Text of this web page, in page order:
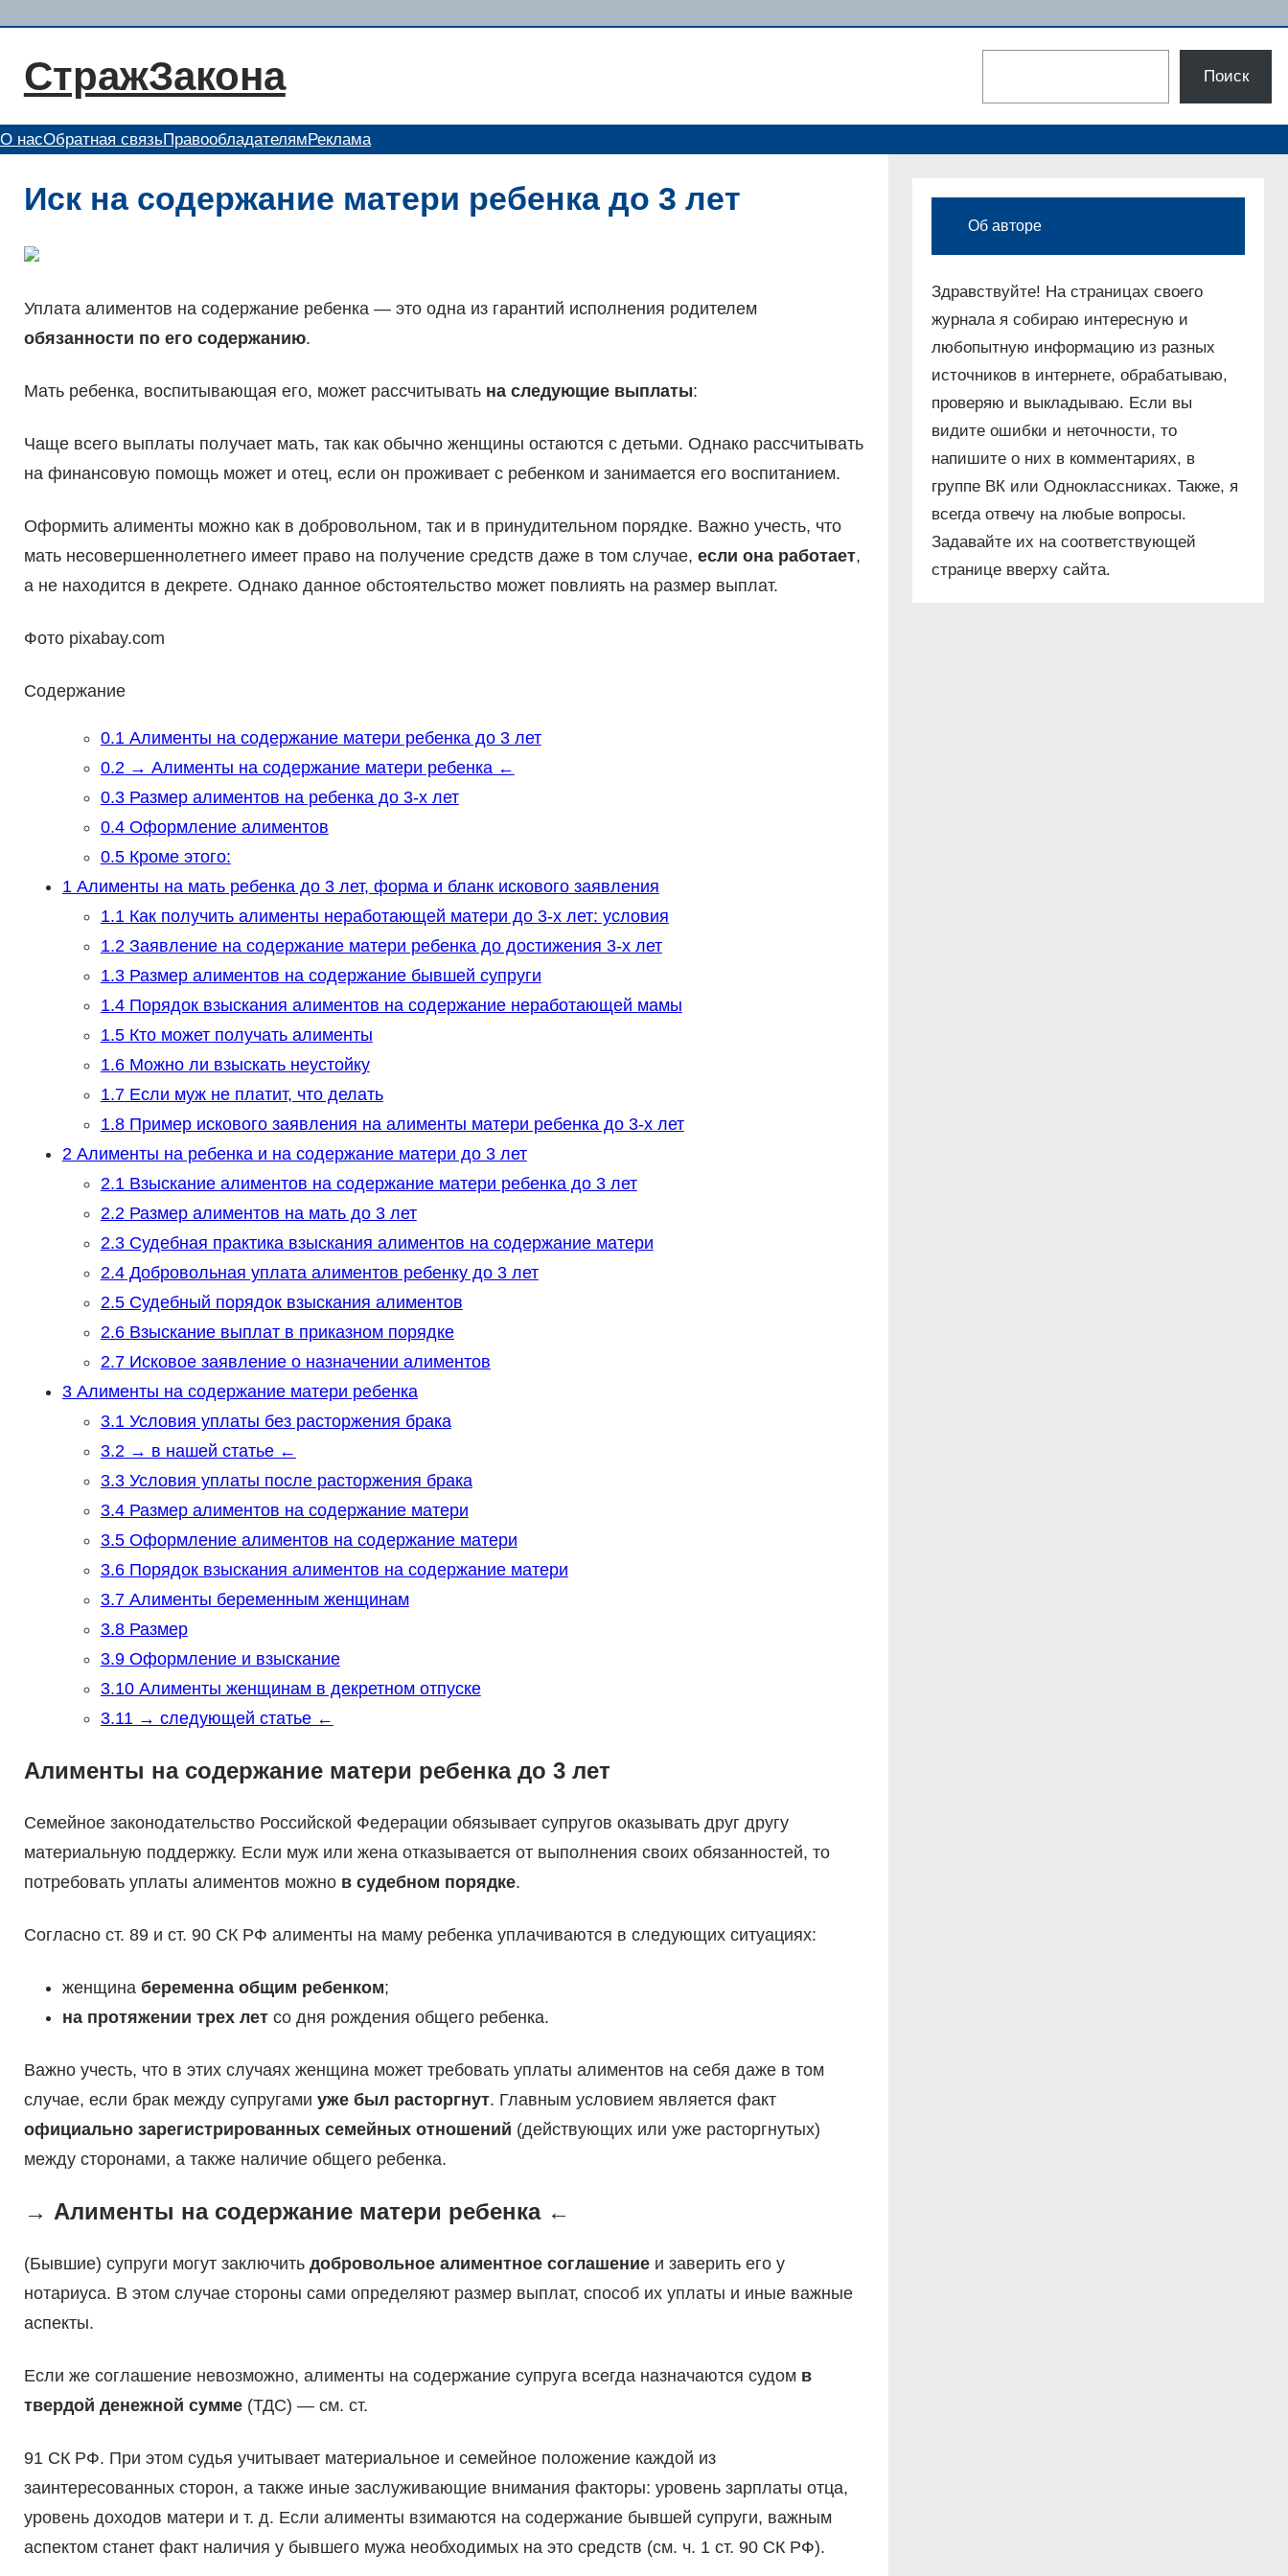
содержимому
СтражЗакона Поиск
О насОбратная связьПравообладателям Реклама
Иск на содержание матери ребенка до 3 лет
Уплата алиментов на содержание ребенка — это одна из гарантий исполнения родителем
обязанности по его содержанию.
Мать ребенка, воспитывающая его, может рассчитывать на следующие выплаты:
Чаще всего выплаты получает мать, так как обычно женщины остаются с детьми. Однако рассчитывать
на финансовую помощь может и отец, если он проживает с ребенком и занимается его воспитанием.
Оформить алименты можно как в добровольном, так и в принудительном порядке. Важно учесть, что
мать несовершеннолетнего имеет право на получение средств даже в том случае, если она работает,
а не находится в декрете. Однако данное обстоятельство может повлиять на размер выплат.
Фото pixabay.com
Содержание
0.1Алименты на содержание матери ребенка до 3 лет
0.2→ Алименты на содержание матери ребенка ←
0.3Размер алиментов на ребенка до 3-х лет
0.4Оформление алиментов
0.5Кроме этого:
1Алименты на мать ребенка до 3 лет, форма и бланк искового заявления
1.1Как получить алименты неработающей матери до 3-х лет: условия
1.2Заявление на содержание матери ребенка до достижения 3-х лет
1.3Размер алиментов на содержание бывшей супруги
1.4Порядок взыскания алиментов на содержание неработающей мамы
1.5Кто может получать алименты
1.6Можно ли взыскать неустойку
1.7Если муж не платит, что делать
1.8Пример искового заявления на алименты матери ребенка до 3-х лет
2Алименты на ребенка и на содержание матери до 3 лет
2.1Взыскание алиментов на содержание матери ребенка до 3 лет
2.2Размер алиментов на мать до 3 лет
2.3Судебная практика взыскания алиментов на содержание матери
2.4Добровольная уплата алиментов ребенку до 3 лет
2.5Судебный порядок взыскания алиментов
2.6Взыскание выплат в приказном порядке
2.7Исковое заявление о назначении алиментов
3Алименты на содержание матери ребенка
3.1Условия уплаты без расторжения брака
3.2→ в нашей статье ←
3.3Условия уплаты после расторжения брака
3.4Размер алиментов на содержание матери
3.5Оформление алиментов на содержание матери
3.6Порядок взыскания алиментов на содержание матери
3.7Алименты беременным женщинам
3.8Размер
3.9Оформление и взыскание
3.10Алименты женщинам в декретном отпуске
3.11→ следующей статье ←
Алименты на содержание матери ребенка до 3 лет
Семейное законодательство Российской Федерации обязывает супругов оказывать друг другу
материальную поддержку. Если муж или жена отказывается от выполнения своих обязанностей, то
потребовать уплаты алиментов можно в судебном порядке.
Согласно ст. 89 и ст. 90 СК РФ алименты на маму ребенка уплачиваются в следующих ситуациях:
женщина беременна общим ребенком;
на протяжении трех летсо дня рождения общего ребенка.
Важно учесть, что в этих случаях женщина может требовать уплаты алиментов на себя даже в том
случае, если брак между супругами уже был расторгнут. Главным условием является факт
официально зарегистрированных семейных отношений (действующих или уже расторгнутых)
между сторонами, а также наличие общего ребенка.
→ Алименты на содержание матери ребенка ←
(Бывшие) супруги могут заключить добровольное алиментное соглашениеи заверить его у
нотариуса. В этом случае стороны сами определяют размер выплат, способ их уплаты и иные важные
аспекты.
Если же соглашение невозможно, алименты на содержание супруга всегда назначаются судом в
твердой денежной сумме(ТДС) — см. ст.
91 СК РФ. При этом судья учитывает материальное и семейное положение каждой из
заинтересованных сторон, а также иные заслуживающие внимания факторы: уровень зарплаты отца,
уровень доходов матери и т. д. Если алименты взимаются на содержание бывшей супруги, важным
аспектом станет факт наличия у бывшего мужа необходимых на это средств (см. ч. 1 ст. 90 СК РФ).
Об авторе
Здравствуйте! На страницах своего
журнала я собираю интересную и
любопытную информацию из разных
источников в интернете, обрабатываю,
проверяю и выкладываю. Если вы
видите ошибки и неточности, то
напишите о них в комментариях, в
группе ВК или Одноклассниках. Также, я
всегда отвечу на любые вопросы.
Задавайте их на соответствующей
странице вверху сайта.